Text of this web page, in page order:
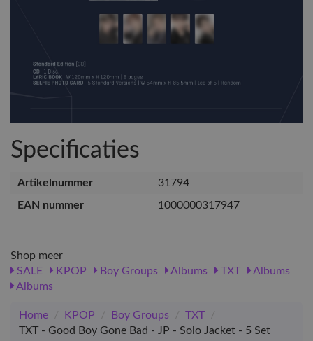
Specificaties
Artikelnummer
31794
EAN nummer
1000000317947
Shop meer
SALE
KPOP Boy Groups Albums TXT
Albums
Albums
Home / KPOP / Boy Groups / TXT
/
TXT - Good Boy Gone Bad - JP - Solo Jacket - 5 Set